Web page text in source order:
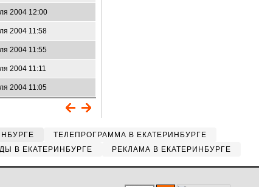
2004 12:00
2004 11:58
2004 11:55
2004 11:11
2004 11:05
ТЕЛЕПРОГРАММА В ЕКАТЕРИНБУРГЕ
В ЕКАТЕРИНБУРГЕ РЕКЛАМА В ЕКАТЕРИНБУРГЕ